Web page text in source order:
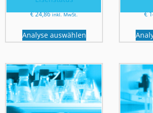
€24,86 inkl. MwSt.
Analyse auswählen
€